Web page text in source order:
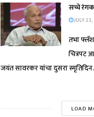
सच्चे
JULY
तभा फ्लॅश
चित्रपट
जयंत सावरकर यांचा दुसरा स्मृतिदिन.
LOAD